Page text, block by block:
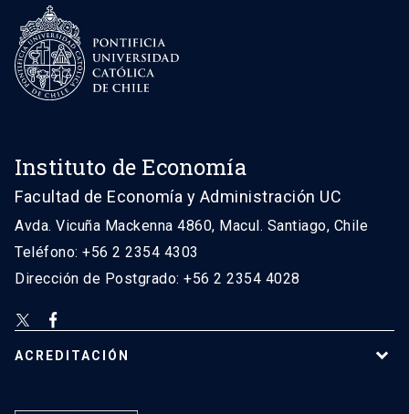
Instituto de Economía
Facultad de Economía y Administración UC
Avda. Vicuña Mackenna 4860, Macul. Santiago, Chile
Teléfono: +56 2 2354 4303
Dirección de Postgrado: +56 2 2354 4028
ACREDITACIÓN